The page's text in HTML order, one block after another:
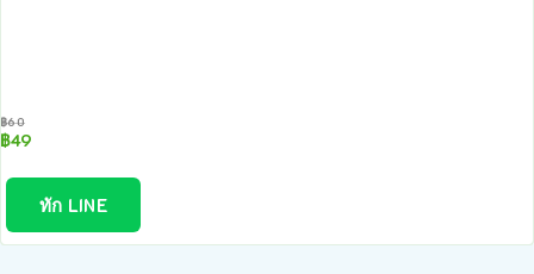
฿60
฿49
ทัก LINE